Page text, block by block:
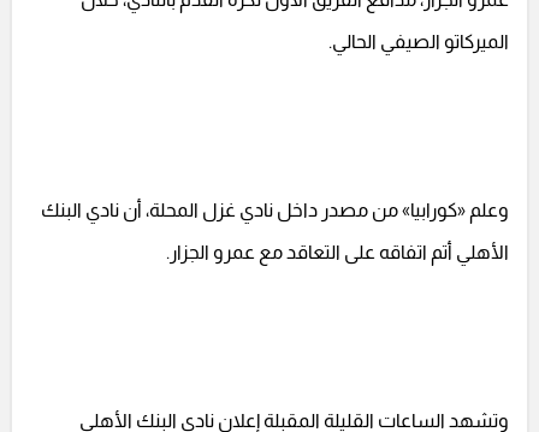
الميركاتو الصيفي الحالي.
وعلم «كورابيا» من مصدر داخل نادي غزل المحلة، أن نادي البنك
الأهلي أتم اتفاقه على التعاقد مع عمرو الجزار.
وتشهد الساعات القليلة المقبلة إعلان نادي البنك الأهلي